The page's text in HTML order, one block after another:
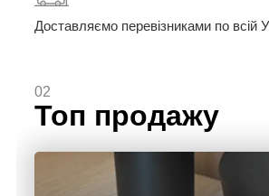
Доставляємо перевізниками по всій
02
Топ продажу